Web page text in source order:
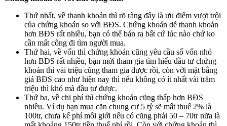
Thứ nhất, về thanh khoản thì rõ ràng đây là ưu điểm vượt trội
của chứng khoán so với BĐS. Chứng khoán dễ thanh khoản
hơn BĐS rất nhiều, bạn có thể bán ra bất cứ lúc nào chứ ko
cần mất công đi tìm người mua.
Thứ hai, về vốn thì chứng khoán cũng yêu cầu số vốn nhỏ
hơn BĐS rất nhiều, bạn mới tham gia tìm hiểu đầu tư chứng
khoán thì vài triệu cũng tham gia được rồi, còn với mặt bằng
giá BĐS cao như hiện nay thì nếu không có ít nhất vài trăm
triệu thì khó mà đầu tư được.
Thứ ba, về chi phí thì chứng khoán cũng thấp hơn BĐS
nhiều. Ví dụ bạn mua căn chung cư 5 tỷ sẽ mất thuế 2% là
100tr, chưa kể phí môi giới nếu có cũng phải 50 – 70tr nữa là